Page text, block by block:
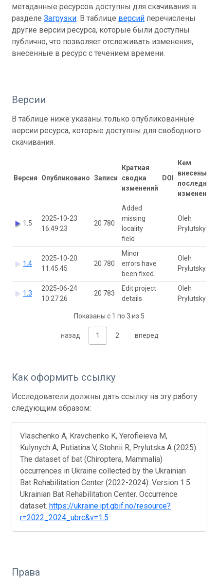
метаданные ресурсов доступны для скачивания в
разделе Загрузки. В таблице версий перечислены
другие версии ресурса, которые были доступны
публично, что позволяет отслеживать изменения,
внесенные в ресурс с течением времени.
Версии
В таблице ниже указаны только опубликованные
версии ресурса, которые доступны для свободного
скачивания.
Версия Опубликовано Записи
Краткая
сводка
изменений
DOI
Кем
внесены
последние
изменения
1.5
2025-10-23
16:49:23
20 780
Added
missing
locality
field
Oleh
Prylutskyi
1.4
2025-10-20
11:45:45
20 780
Minor
errors have
been fixed.
Oleh
Prylutskyi
1.3
2025-06-24
10:27:26
20 783
Edit project
details
Oleh
Prylutskyi
Показаны с 1 по 3 из 5
назад 1 2 вперед
Как оформить ссылку
Исследователи должны дать ссылку на эту работу
следующим образом:
Vlaschenko A, Kravchenko K, Yerofieieva M,
Kulynych A, Putiatina V, Stohnii R, Prylutska A (2025).
The dataset of bat (Chiroptera, Mammalia)
occurrences in Ukraine collected by the Ukrainian
Bat Rehabilitation Center (2022-2024). Version 1.5.
Ukrainian Bat Rehabilitation Center. Occurrence
dataset. https://ukraine.ipt.gbif.no/resource?
r=2022_2024_ubrc&v=1.5
Права